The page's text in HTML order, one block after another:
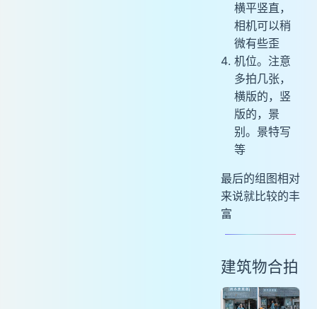
横平竖直，
相机可以稍
微有些歪
机位。注意
多拍几张，
横版的，竖
版的，景
别。景特写
等
最后的组图相对
来说就比较的丰
富
建筑物合拍